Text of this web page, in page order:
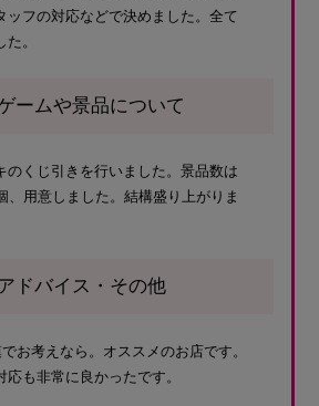
ッフの対応などで決めました。全て
。
ームや景品について
のくじ引きを行いました。景品数は
、用意しました。結構盛り上がりま
ドバイス・その他
お考えなら。オススメのお店です。
応も非常に良かったです。